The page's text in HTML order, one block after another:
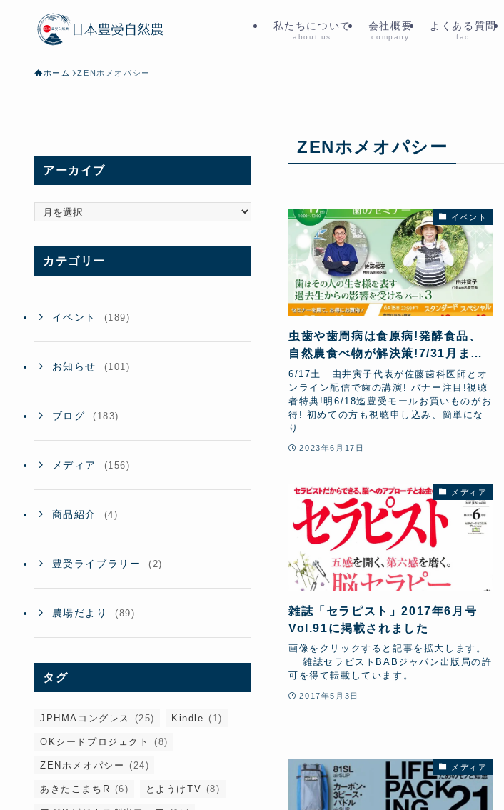
私たちについて
about us
会社概要
company
よくある質問
faq
ホーム ZENホメオパシー
ZENホメオパシー
イベント
虫歯や歯周病は食原病!発酵食品、
自然農食べ物が解決策!7/31月まで
見逃し配信延長に!
6/17土 由井寅子代表が佐藤歯科医師とオ
ンライン配信で歯の講演! バナー注目!視聴
者特典!明6/18迄豊受モールお買いものがお
得! 初めての方も視聴申し込み、簡単にな
り...
2023年6月17日
メディア
雑誌「セラピスト」2017年6月号
Vol.91に掲載されました
画像をクリックすると記事を拡大します。
雑誌セラピストBABジャパン出版局の許
可を得て転載しています。
2017年5月3日
メディア
アーカイブ
ー
イカテゴリー
イベント (189)
お知らせ (101)
ブログ (183)
メディア (156)
商品紹介 (4)
豊受ライブラリー (2)
農場だより (89)
タグ
JPHMAコングレス (25) Kindle (1)
OKシードプロジェクト (8)
ZENホメオパシー (24)
あきたこまちR (6) とようけTV (8)